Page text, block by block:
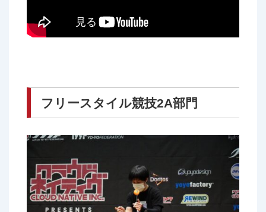
フリースタイル競技2A部門